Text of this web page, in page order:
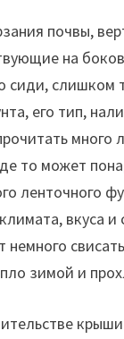
почвы,
на
сиди, слишком
его тип,
много
то может
ленточного
вкуса
зимой и